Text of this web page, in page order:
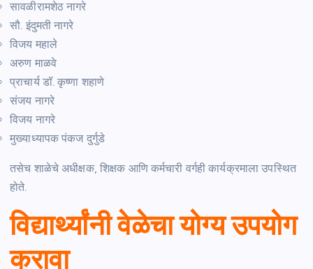
सावळीरामशेठ नागरे
सौ. इंदुमती नागरे
विजय महाले
अरुण माळवे
प्राचार्य डॉ. कृष्णा शहाणे
संजय नागरे
विजय नागरे
मुख्याध्यापक पंकज दुर्गुडे
तसेच शाळेचे अधीक्षक, शिक्षक आणि कर्मचारी वर्गही कार्यक्रमाला उपस्थित
होते.
विद्यार्थ्यांनी वेळेचा योग्य उपयोग
करावा